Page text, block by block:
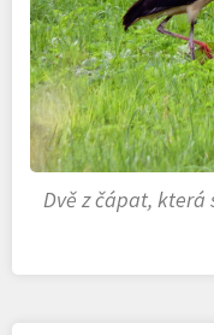
Dvě z čápat, která